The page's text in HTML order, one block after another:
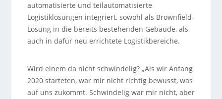
automatisierte und teilautomatisierte
Logistiklösungen integriert, sowohl als Brownfield-
Lösung in die bereits bestehenden Gebäude, als
auch in dafür neu errichtete Logistikbereiche.
Wird einem da nicht schwindelig? „Als wir Anfang
2020 starteten, war mir nicht richtig bewusst, was
auf uns zukommt. Schwindelig war mir nicht, aber